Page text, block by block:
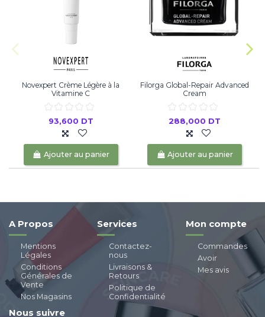
Novexpert Crème Légère à la
Vitamine C
93,600 DT
Ajouter au panier
Filorga Global-Repair Advanced
Cream
288,000 DT
Ajouter au panier
A Propos
Mentions
Légales
Conditions
Générales de
Vente
Nos Magasins
Services
Contactez-
nous
Livraisons &
Retours
Politique de
Confidentialité
Mon compte
Commandes
Avoir
Mes avis
Nous suivre